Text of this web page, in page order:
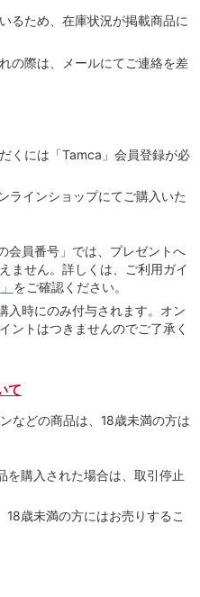
るため、在庫状況が掲載商品に
の際は、メールにてご連絡を差
くには「Tamca」会員登録が必
ラインショップにてご購⼊いた
会員番号」では、プレゼントへ
ません。詳しくは、ご利⽤ガイ
をご確認ください。
⼊時にのみ付与されます。オン
ントはつきませんのでご了承く
て
などの商品は、18歳未満の方は
を購入された場合は、取引停止
歳未満の方にはお売りするこ